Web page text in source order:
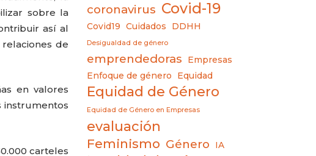
sobre la
así al
de
en valores
instrumentos
carteles
coronavirus Covid-19
Covid19 Cuidados DDHH
Desigualdad de género
emprendedoras
Empresas
Enfoque de género
Equidad
Equidad de Género
Equidad de Género en Empresas
evaluación
Feminismo Género IA